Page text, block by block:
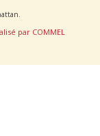
par COMMEL